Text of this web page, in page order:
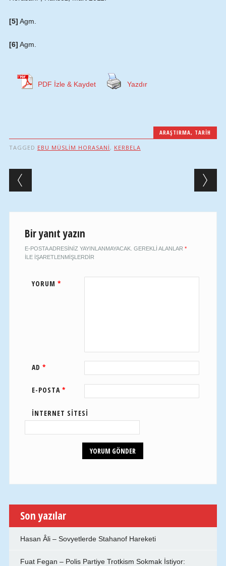
[5] Agm.
[6] Agm.
PDF İzle & Kaydet Yazdır
ARAŞTIRMA, TARIH
TAGGED EBU MÜSLIM HORASANI , KERBELA
Post navigation
Bir yanıt yazın
E-POSTA ADRESINIZ YAYINLANMAYACAK. GEREKLI ALANLAR *
ILE IŞARETLENMIŞLERDIR
YORUM *
AD *
E-POSTA *
İNTERNET SITESI
Son yazılar
Hasan Âli – Sovyetlerde Stahanof Hareketi
Fuat Fegan – Polis Partiye Trotkism Sokmak İstiyor: